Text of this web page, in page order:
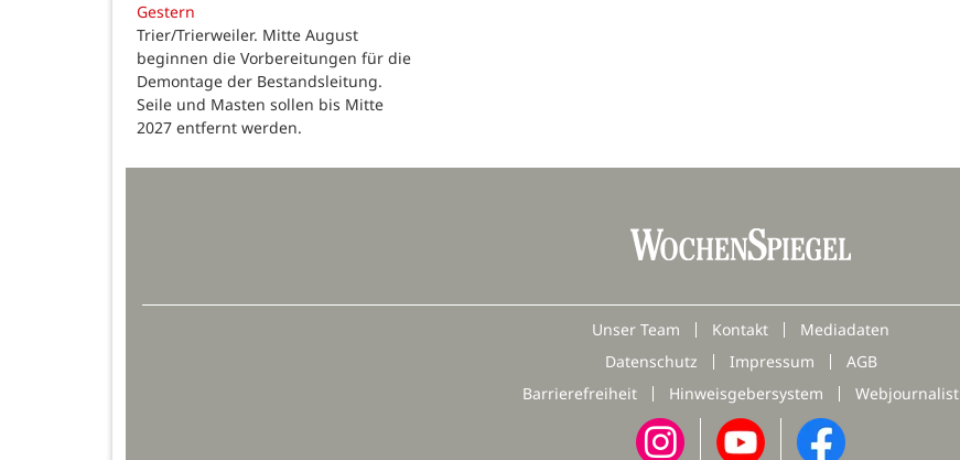
Gestern
Trier/Trierweiler. Mitte August
beginnen die Vorbereitungen für die
Demontage der Bestandsleitung.
Seile und Masten sollen bis Mitte
2027 entfernt werden.
Unser Team Kontakt
Mediadaten
Datenschutz
Impressum
AGB
Barrierefreiheit
Hinweisgebersystem Webjournalist